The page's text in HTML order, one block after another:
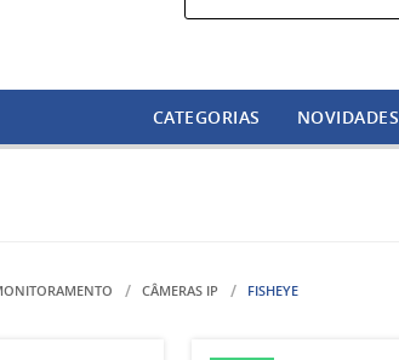
CATEGORIAS NOVIDADES
CÂMERAS IP FISHEYE